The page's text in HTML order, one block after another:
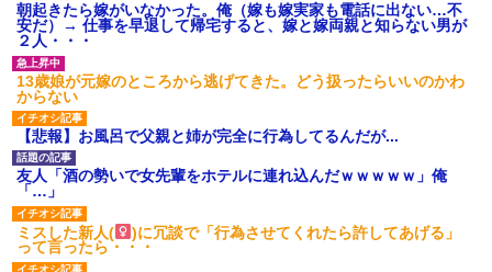
朝起きたら嫁がいなかった。俺（嫁も嫁実家も電話に出ない…不
安だ）→ 仕事を早退して帰宅すると、嫁と嫁両親と知らない男が
２人・・・
13歳娘が元嫁のところから逃げてきた。どう扱ったらいいのかわ
からない
【悲報】お風呂で父親と姉が完全に行為してるんだが...
友人「酒の勢いで女先輩をホテルに連れ込んだｗｗｗｗｗ」俺
「…」
ミスした新人(
)に冗談で「行為させてくれたら許してあげる」
って言ったら・・・